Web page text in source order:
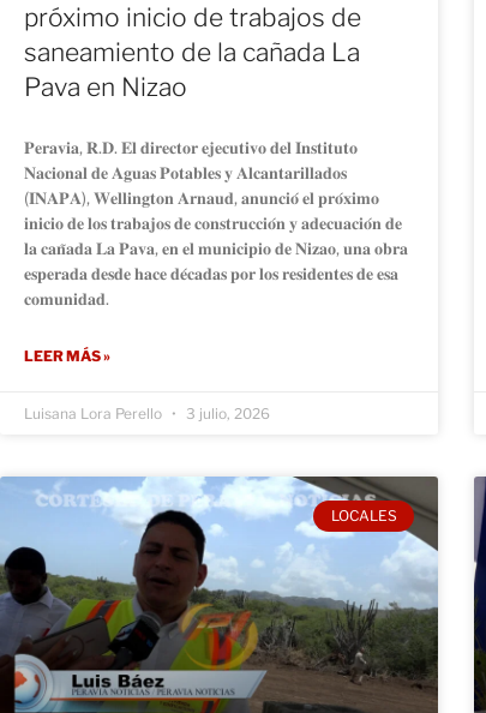
próximo inicio de trabajos de
saneamiento de la cañada La
Pava en Nizao
𝐏𝐞𝐫𝐚𝐯𝐢𝐚, 𝐑.𝐃. 𝐄𝐥 𝐝𝐢𝐫𝐞𝐜𝐭𝐨𝐫 𝐞𝐣𝐞𝐜𝐮𝐭𝐢𝐯𝐨 𝐝𝐞𝐥 𝐈𝐧𝐬𝐭𝐢𝐭𝐮𝐭𝐨
𝐍𝐚𝐜𝐢𝐨𝐧𝐚𝐥 𝐝𝐞 𝐀𝐠𝐮𝐚𝐬 𝐏𝐨𝐭𝐚𝐛𝐥𝐞𝐬 𝐲 𝐀𝐥𝐜𝐚𝐧𝐭𝐚𝐫𝐢𝐥𝐥𝐚𝐝𝐨𝐬
(𝐈𝐍𝐀𝐏𝐀), 𝐖𝐞𝐥𝐥𝐢𝐧𝐠𝐭𝐨𝐧 𝐀𝐫𝐧𝐚𝐮𝐝, 𝐚𝐧𝐮𝐧𝐜𝐢𝐨́ 𝐞𝐥 𝐩𝐫𝐨́𝐱𝐢𝐦𝐨
𝐢𝐧𝐢𝐜𝐢𝐨 𝐝𝐞 𝐥𝐨𝐬 𝐭𝐫𝐚𝐛𝐚𝐣𝐨𝐬 𝐝𝐞 𝐜𝐨𝐧𝐬𝐭𝐫𝐮𝐜𝐜𝐢𝐨́𝐧 𝐲 𝐚𝐝𝐞𝐜𝐮𝐚𝐜𝐢𝐨́𝐧 𝐝𝐞
𝐥𝐚 𝐜𝐚𝐧̃𝐚𝐝𝐚 𝐋𝐚 𝐏𝐚𝐯𝐚, 𝐞𝐧 𝐞𝐥 𝐦𝐮𝐧𝐢𝐜𝐢𝐩𝐢𝐨 𝐝𝐞 𝐍𝐢𝐳𝐚𝐨, 𝐮𝐧𝐚 𝐨𝐛𝐫𝐚
𝐞𝐬𝐩𝐞𝐫𝐚𝐝𝐚 𝐝𝐞𝐬𝐝𝐞 𝐡𝐚𝐜𝐞 𝐝𝐞́𝐜𝐚𝐝𝐚𝐬 𝐩𝐨𝐫 𝐥𝐨𝐬 𝐫𝐞𝐬𝐢𝐝𝐞𝐧𝐭𝐞𝐬 𝐝𝐞 𝐞𝐬𝐚
𝐜𝐨𝐦𝐮𝐧𝐢𝐝𝐚𝐝.
LEER MÁS »
Luisana Lora Perello 3 julio, 2026
LOCALES